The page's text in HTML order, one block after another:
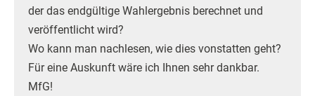
der das endgültige Wahlergebnis berechnet und
veröffentlicht wird?
Wo kann man nachlesen, wie dies vonstatten geht?
Für eine Auskunft wäre ich Ihnen sehr dankbar.
MfG!